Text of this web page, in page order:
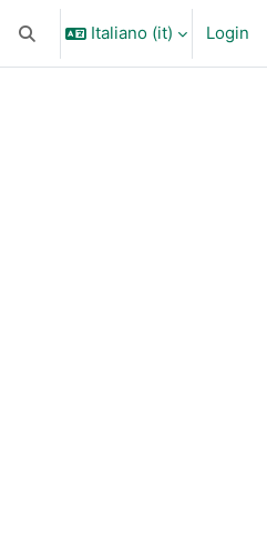
Attiva/disattiva input di ricerca
Italiano ‎(it)‎ Login